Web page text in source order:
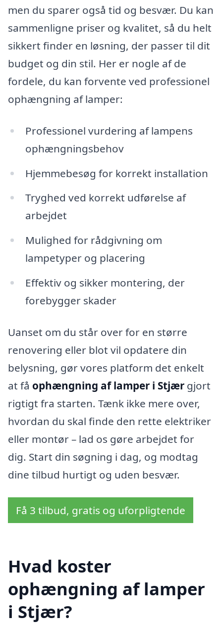
men du sparer også tid og besvær. Du kan
sammenligne priser og kvalitet, så du helt
sikkert finder en løsning, der passer til dit
budget og din stil. Her er nogle af de
fordele, du kan forvente ved professionel
ophængning af lamper:
Professionel vurdering af lampens
ophængningsbehov
Hjemmebesøg for korrekt installation
Tryghed ved korrekt udførelse af
arbejdet
Mulighed for rådgivning om
lampetyper og placering
Effektiv og sikker montering, der
forebygger skader
Uanset om du står over for en større
renovering eller blot vil opdatere din
belysning, gør vores platform det enkelt
at få ophængning af lamper i Stjær gjort
rigtigt fra starten. Tænk ikke mere over,
hvordan du skal finde den rette elektriker
eller montør – lad os gøre arbejdet for
dig. Start din søgning i dag, og modtag
dine tilbud hurtigt og uden besvær.
Få 3 tilbud, gratis og uforpligtende
Hvad koster
ophængning af lamper
i Stjær?